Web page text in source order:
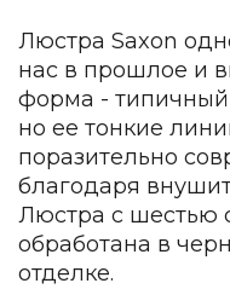
Вентиляторы
Ковры
Зеленые стены
Дизайнерские кальяны
Подбор,
Сантехника
Дизайнерские ванны
Подбор,
Люстра Saxon
нас в прошлое и
форма -
но ее тонкие
поразительно
благодаря
Люстра с шестью
обработана в
отделке.